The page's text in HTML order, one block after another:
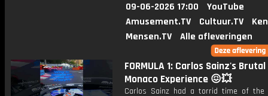
09-06-2026 17:00
YouTube
Amusement.TV
Cultuur.TV
Mensen.TV
Alle afleveringen
FORMULA 1: Carlos Sainz's Brutal
Monaco Experience 😖💥
Carlos Sainz had a torrid time of the